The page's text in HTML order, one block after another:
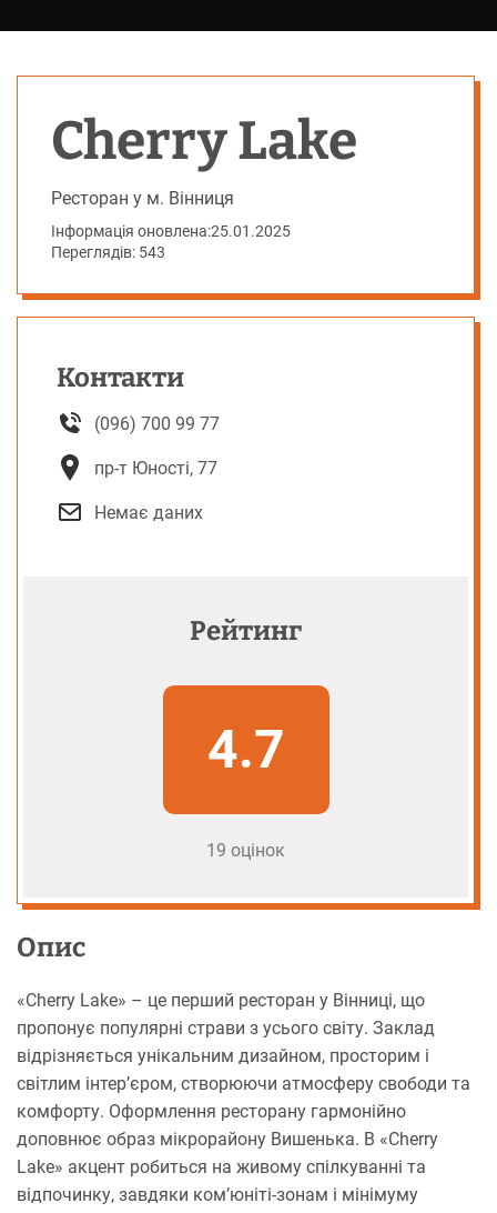
Cherry Lake
Ресторан у м. Вінниця
Інформація оновлена:25.01.2025
Переглядів: 543
Контакти
(096) 700 99 77
пр-т Юності, 77
Немає даних
Рейтинг
4.7
19 оцінок
Опис
«Cherry Lake» – це перший ресторан у Вінниці, що
пропонує популярні страви з усього світу. Заклад
відрізняється унікальним дизайном, просторим і
світлим інтер’єром, створюючи атмосферу свободи та
комфорту. Оформлення ресторану гармонійно
доповнює образ мікрорайону Вишенька. В «Cherry
Lake» акцент робиться на живому спілкуванні та
відпочинку, завдяки ком’юніті-зонам і мінімуму